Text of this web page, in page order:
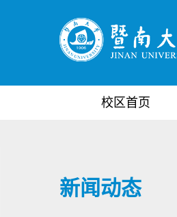
校区首页
新闻动态